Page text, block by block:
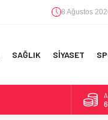
8 Ağustos
SAĞLIK SİYASET